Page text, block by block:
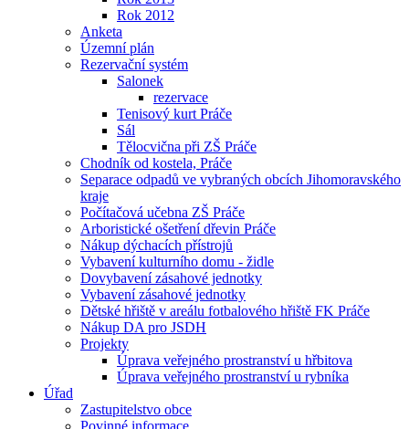
Rok 2012
Anketa
Územní plán
Rezervační systém
Salonek
rezervace
Tenisový kurt Práče
Sál
Tělocvična při ZŠ Práče
Chodník od kostela, Práče
Separace odpadů ve vybraných obcích Jihomoravského
kraje
Počítačová učebna ZŠ Práče
Arboristické ošetření dřevin Práče
Nákup dýchacích přístrojů
Vybavení kulturního domu - židle
Dovybavení zásahové jednotky
Vybavení zásahové jednotky
Dětské hřiště v areálu fotbalového hřiště FK Práče
Nákup DA pro JSDH
Projekty
Úprava veřejného prostranství u hřbitova
Úprava veřejného prostranství u rybníka
Úřad
Zastupitelstvo obce
Povinné informace